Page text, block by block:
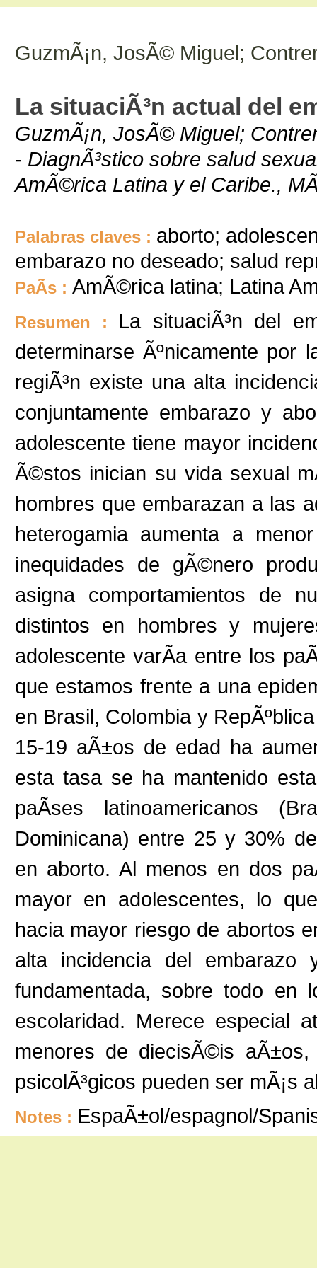
GuzmÃ¡n, JosÃ© Miguel;
La situaciÃ³n actual del
GuzmÃ¡n, JosÃ© Miguel;
- DiagnÃ³stico sobre salud
AmÃ©rica Latina y el Caribe.,
Palabras claves : aborto;
embarazo no deseado; salud
PaÃ­s : AmÃ©rica latina; Latina
Resumen : La situaciÃ³n del
determinarse Ãºnicamente por
regiÃ³n existe una alta
conjuntamente embarazo y
adolescente tiene mayor
Ã©stos inician su vida sexual
hombres que embarazan a las
heterogamia aumenta a
inequidades de gÃ©nero
asigna comportamientos de
distintos en hombres y
adolescente varÃ­a entre los
que estamos frente a una
en Brasil, Colombia y
15-19 aÃ±os de edad ha
esta tasa se ha mantenido
paÃ­ses latinoamericanos
Dominicana) entre 25 y 30%
en aborto. Al menos en dos
mayor en adolescentes, lo
hacia mayor riesgo de abortos
alta incidencia del embarazo
fundamentada, sobre todo en
escolaridad. Merece especial
menores de diecisÃ©is
psicolÃ³gicos pueden ser mÃ¡s
Notes : EspaÃ±ol/espagnol/